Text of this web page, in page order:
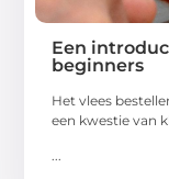
Een
beginners
Het vlees
een kwestie van
...